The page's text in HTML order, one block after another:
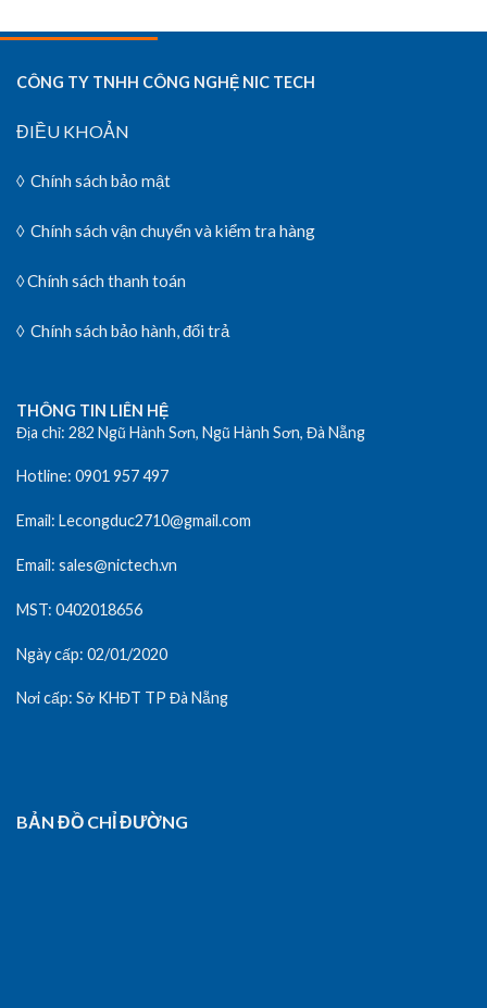
CÔNG TY TNHH CÔNG NGHỆ NIC TECH
ĐIỀU KHOẢN
◊ Chính sách bảo mật
◊ Chính sách vận chuyển và kiểm tra hàng
◊ Chính sách thanh toán
◊ Chính sách bảo hành, đổi trả
THÔNG TIN LIÊN HỆ
Địa chỉ: 282 Ngũ Hành Sơn, Ngũ Hành Sơn, Đà Nẵng
Hotline: 0901 957 497
Email: Lecongduc2710@gmail.com
Email: sales@nictech.vn
MST: 0402018656
Ngày cấp: 02/01/2020
Nơi cấp: Sở KHĐT TP Đà Nẵng
BẢN ĐỒ CHỈ ĐƯỜNG